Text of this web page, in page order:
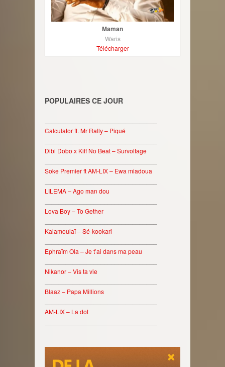
Maman
Waris
Télécharger
POPULAIRES CE JOUR
Calculator ft. Mr Rally – Piqué
Dibi Dobo x Kiff No Beat – Survoltage
Soke Premier ft AM-LIX – Ewa miadoua
LILEMA – Ago man dou
Lova Boy – To Gether
Kalamoulaï – Sé-kookari
Ephraïm Ola – Je t’ai dans ma peau
Nikanor – Vis ta vie
Blaaz – Papa Millions
AM-LIX – La dot